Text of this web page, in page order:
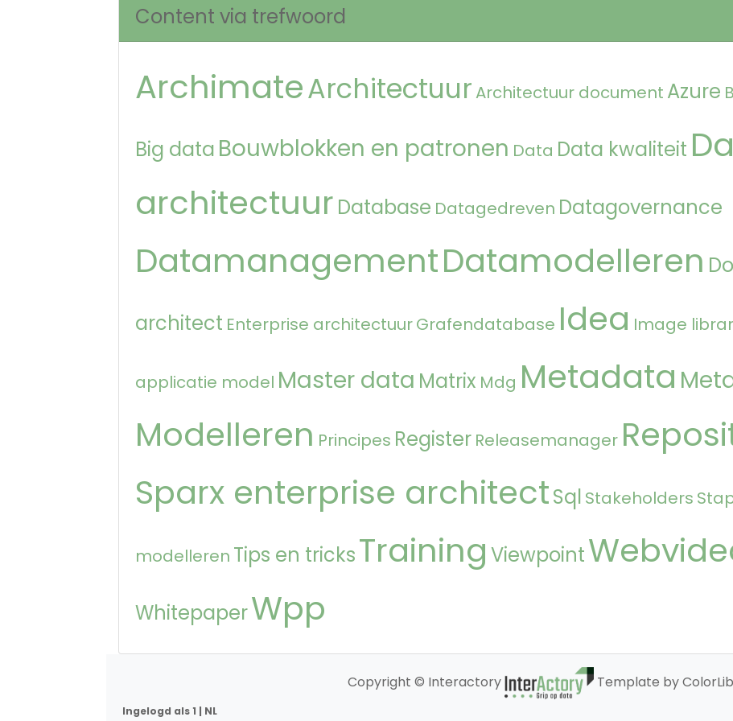
Content via trefwoord
ArchimateArchitectuur Architectuur document Azure
Big data Bouwblokken en patronen Data Data kwaliteit
architectuur Database Datagedreven Datagovernance
DatamanagementDatamodelleren
architect Enterprise architectuurGrafendatabase Idea Image
applicatie model Master data Matrix Mdg Metadata
Modelleren Principes Register Releasemanager
Sparx enterprise architectSql Stakeholders
modelleren Tips en tricksTraining Viewpoint
WhitepaperWpp
Copyright © Interactory Template by ColorLib
Ingelogd als 1 | NL